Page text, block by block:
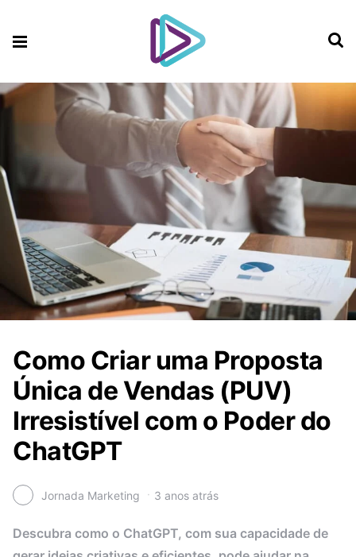
Como Criar uma Proposta
Única de Vendas (PUV)
Irresistível com o Poder do
ChatGPT
Jornada Marketing 3 anos atrás
Descubra como o ChatGPT, com sua capacidade de